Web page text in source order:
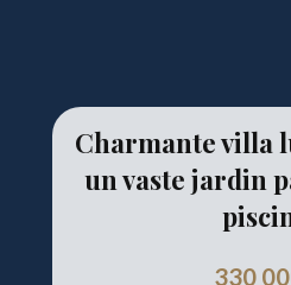
Charmante villa
un vaste jardin
330